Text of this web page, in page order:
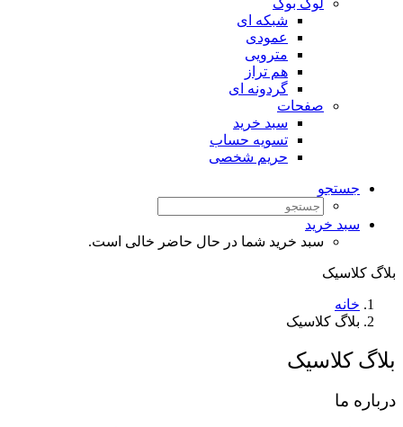
لوک بوک
شبکه ای
عمودی
مترویی
هم تراز
گردونه ای
صفحات
سبد خرید
تسویه حساب
حریم شخصی
جستجو
سبد خرید
سبد خرید شما در حال حاضر خالی است.
بلاگ کلاسیک
خانه
بلاگ کلاسیک
بلاگ کلاسیک
درباره ما